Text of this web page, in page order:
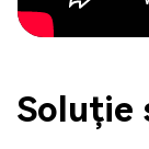
Soluție